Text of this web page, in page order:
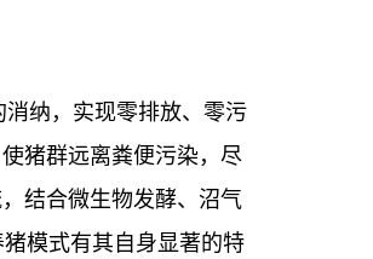
纳，实现零排放、零污
猪群远离粪便污染，尽
结合微生物发酵、沼气
模式有其自身显著的特